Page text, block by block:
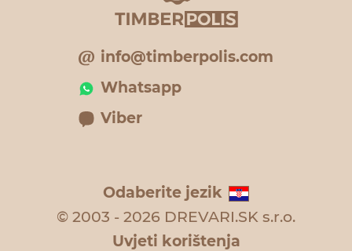
info@timberpolis.com
Whatsapp
Viber
Odaberite jezik
© 2003 - 2026 DREVARI.SK s.r.o.
Uvjeti korištenja